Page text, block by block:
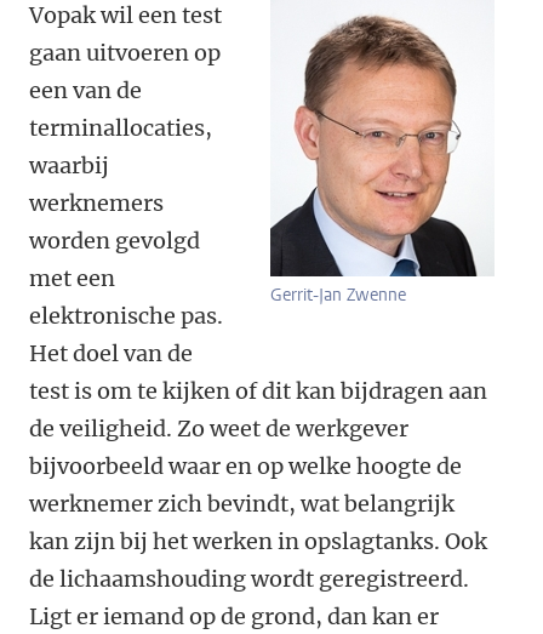
Gerrit-Jan Zwenne
Vopak wil een test
gaan uitvoeren op
een van de
terminallocaties,
waarbij
werknemers
worden gevolgd
met een
elektronische pas.
Het doel van de
test is om te kijken of dit kan bijdragen aan
de veiligheid. Zo weet de werkgever
bijvoorbeeld waar en op welke hoogte de
werknemer zich bevindt, wat belangrijk
kan zijn bij het werken in opslagtanks. Ook
de lichaamshouding wordt geregistreerd.
Ligt er iemand op de grond, dan kan er